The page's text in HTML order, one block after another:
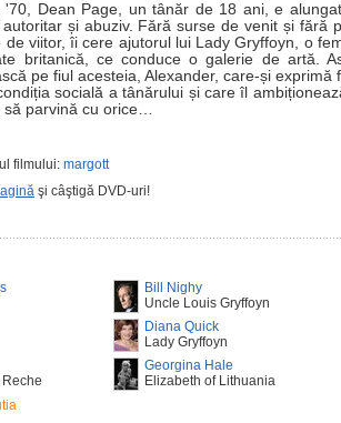
'70, Dean Page, un tânăr de 18 ani, e
și abuziv. Fără surse de venit și fără
de viitor, îi cere ajutorul lui Lady Gryffoyn, o
britanică, ce conduce o galerie de artă.
pe fiul acesteia, Alexander, care-și exprimă
socială a tânărului și care îl
să parvină cu orice…
filmului: margott
şi câştigă DVD-uri!
Bill Nighy
Uncle Louis Gryffoyn
Diana Quick
Lady Gryffoyn
Georgina Hale
Elizabeth of Lithuania